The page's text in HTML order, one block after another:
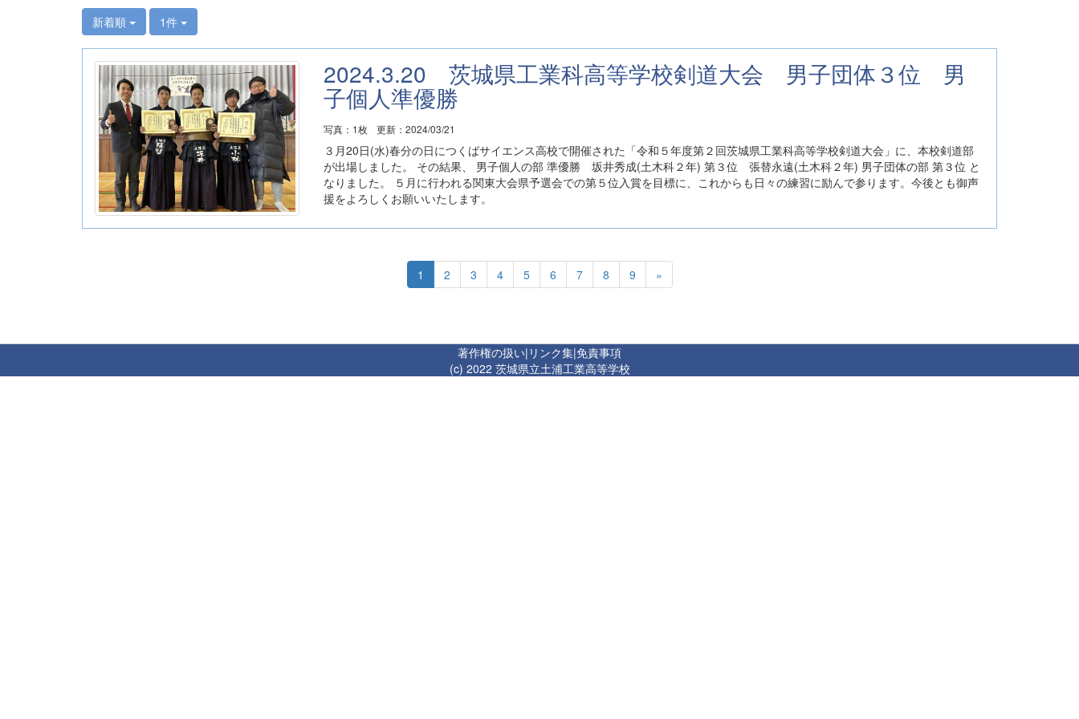
新着順 1件
2024.3.20 茨城県工業科高等学校剣道大会 男子団体３位 男
子個人準優勝
写真：1枚 更新：2024/03/21
３月20日(水)春分の日につくばサイエンス高校で開催された「令和５年度第２回茨城県工業科高等学校剣道大会」に、本校剣道部
が出場しました。 その結果、 男子個人の部 準優勝 坂井秀成(土木科２年) 第３位 張替永遠(土木科２年) 男子団体の部 第３位 と
なりました。 ５月に行われる関東大会県予選会での第５位入賞を目標に、これからも日々の練習に励んで参ります。今後とも御声
援をよろしくお願いいたします。
1 2 3 4 5 6 7 8 9 »
著作権の扱い| リンク集|免責事項
(c) 2022 茨城県立土浦工業高等学校